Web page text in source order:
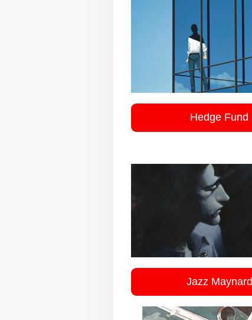
Hedge Fund
Jazz Maynard